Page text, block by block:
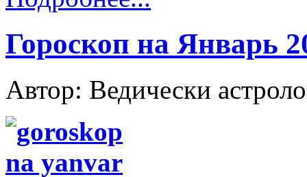
Гороскоп на Январь
Автор: Ведически